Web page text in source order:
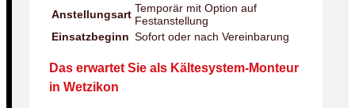
Anstellungsart Temporär mit Option auf
Festanstellung
Einsatzbeginn Sofort oder nach Vereinbarung
Das erwartet Sie als Kältesystem-Monteur
in Wetzikon